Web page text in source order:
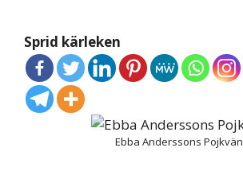
Sprid kärleken
Ebba Anderssons Pojkvän